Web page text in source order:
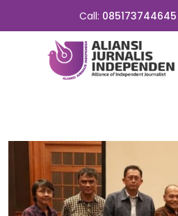
Call: 085173744645